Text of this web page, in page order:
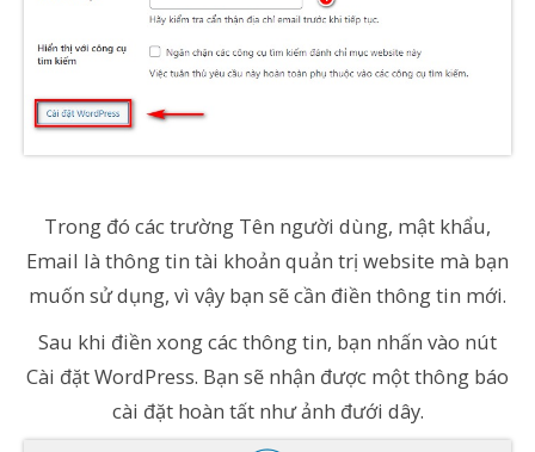
Trong đó các trường Tên người dùng, mật khẩu,
Email là thông tin tài khoản quản trị website mà bạn
muốn sử dụng, vì vậy bạn sẽ cần điền thông tin mới.
Sau khi điền xong các thông tin, bạn nhấn vào nút
Cài đặt WordPress. Bạn sẽ nhận được một thông báo
cài đặt hoàn tất như ảnh đưới dây.